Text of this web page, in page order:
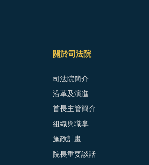
關於司法院
司法院簡介
沿革及演進
首長主管簡介
組織與職掌
施政計畫
院長重要談話